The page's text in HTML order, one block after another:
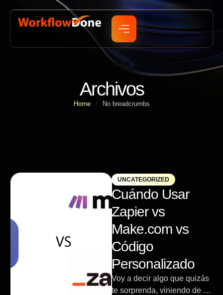
Archivos
Home / No breadcrumbs
UNCATEGORIZED
Cuándo Usar
Zapier vs
Make.com vs
Código
Personalizado
Voy a decir algo que quizás
te sorprenda, viniendo de un